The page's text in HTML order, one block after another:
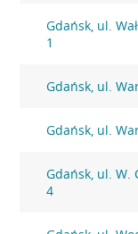
Gdańsk, ul.
1
Gdańsk, ul.
Gdańsk, ul.
Gdańsk, ul. W.
4